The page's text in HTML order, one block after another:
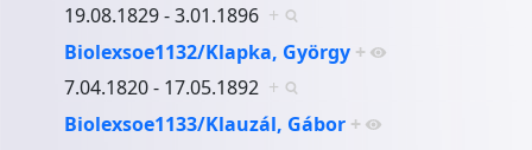
19.08.1829 - 3.01.1896 +
Biolexsoe1132/Klapka, György +
7.04.1820 - 17.05.1892 +
Biolexsoe1133/Klauzál, Gábor +